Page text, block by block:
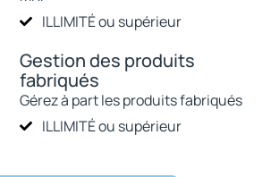
ILLIMITÉ ou supérieur
Gestion des produits
fabriqués
Gérez à part les produits fabriqués
ILLIMITÉ ou supérieur